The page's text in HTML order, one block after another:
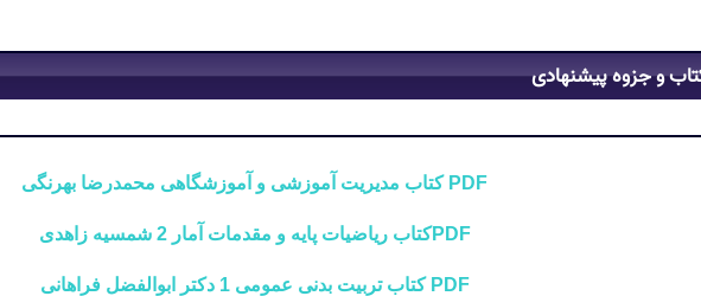
و جزوه پیشنهادی
PDF کتاب مدیریت آموزشی و آموزشگاهی محمدرضا بهرنگی
PDFکتاب ریاضیات پایه و مقدمات آمار 2 شمسیه زاهدی
PDF کتاب تربیت بدنی عمومی 1 دکتر ابوالفضل فراهانی